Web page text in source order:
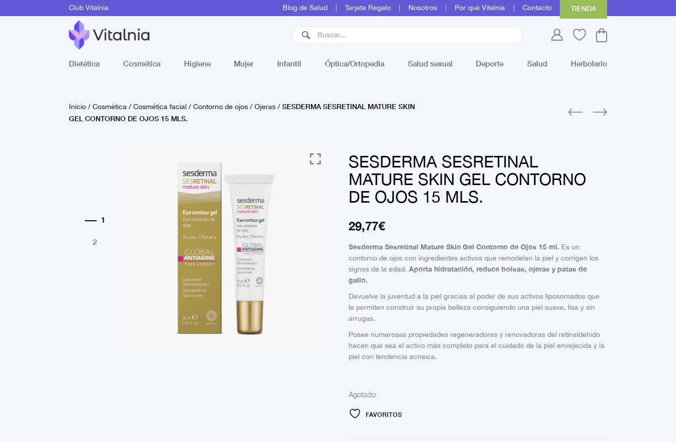
Club Vitalnia Blog de Salud Tarjeta Regalo Nosotros Por qué Vitalnia Contacto TIENDA
Dietética Cosmética Higiene Mujer Infantil Óptica/Ortopedia Salud sexual Deporte Salud Herbolario
Inicio/Cosmética/Cosmética facial/Contorno de ojos/Ojeras/ SESDERMA SESRETINAL MATURE SKIN
GEL CONTORNO DE OJOS 15 MLS.
SESDERMA SESRETINAL
MATURE SKIN GEL CONTORNO
DE OJOS 15 MLS.
29,77€
Sesderma Sesretinal Mature Skin Gel Contorno de Ojos 15 ml. Es un
contorno de ojos con ingredientes activos que remodelan la piel y corrigen los
signos de la edad.Aporta hidratación, reduce bolsas, ojeras y patas de
gallo.
Devuelve la juventud a la piel gracias al poder de sus activos liposomados que
le permiten construir su propia belleza consiguiendo una piel suave, lisa y sin
arrugas.
Posee numerosas propiedades regeneradoras y renovadoras del retinaldehido
hacen que sea el activo más completo para el cuidado de la piel envejecida y la
piel con tendencia acneica.
Agotado
FAVORITOS